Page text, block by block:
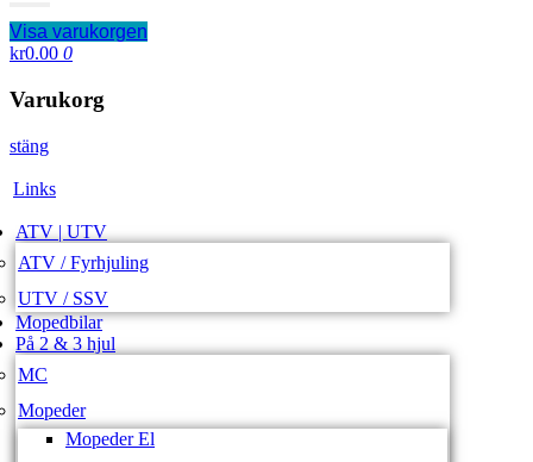
Visa varukorgen
kr0.00 0
Varukorg
stäng
Links
ATV | UTV
ATV / Fyrhjuling
UTV / SSV
Mopedbilar
På 2 & 3 hjul
MC
Mopeder
Mopeder El